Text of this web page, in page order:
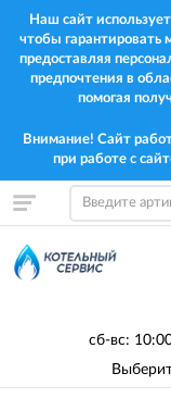
Наш сайт
чтобы гарантировать
предоставляя
предпочтения в
помогая
Внимание! Сайт
при работе с
сб-вс: